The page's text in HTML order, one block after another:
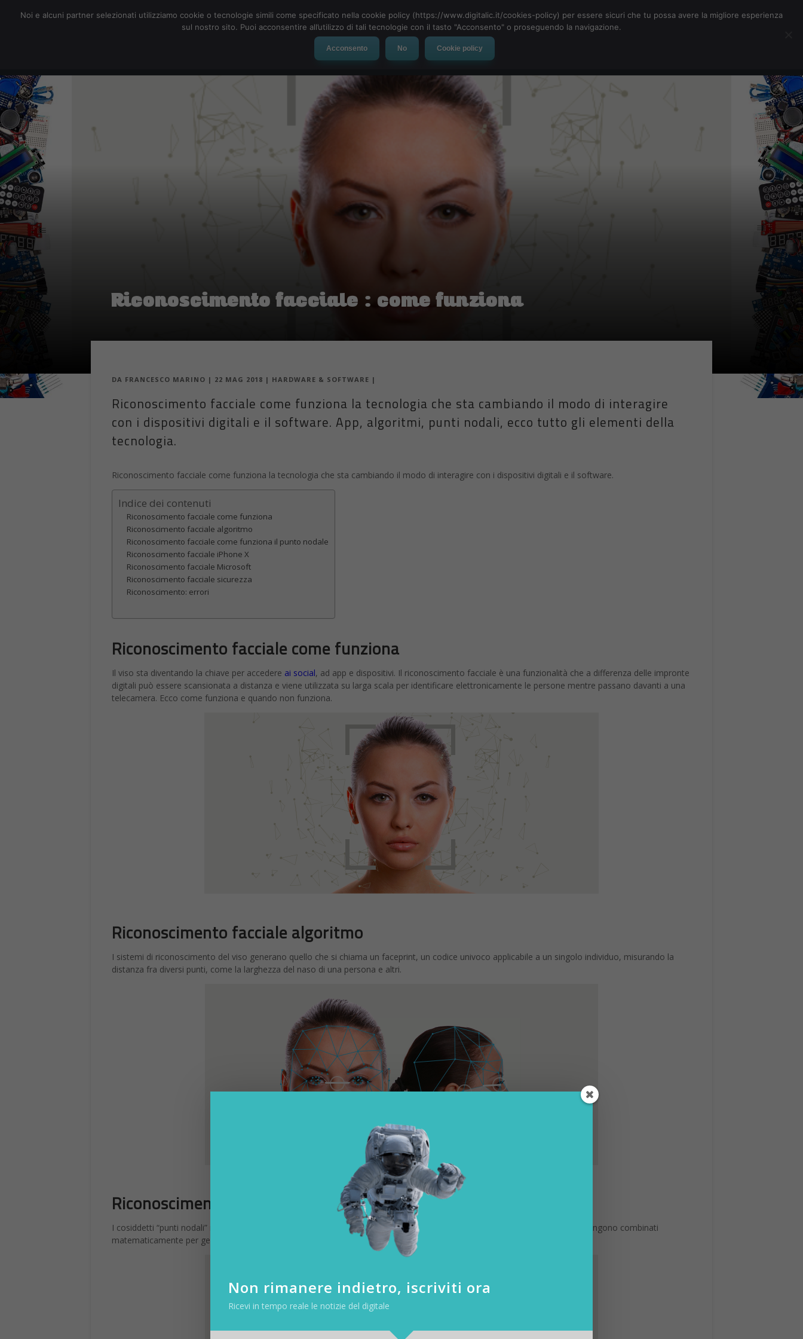
Social Network App Automotive Tech-News
Riconoscimento facciale : come funziona
DA FRANCESCO MARINO | 22 MAG 2018 | HARDWARE & SOFTWARE |
Riconoscimento facciale come funziona la tecnologia che sta cambiando il modo di interagire
con i dispositivi digitali e il software. App, algoritmi, punti nodali, ecco tutto gli elementi della
tecnologia.
Riconoscimento facciale come funziona la tecnologia che sta cambiando il modo di interagire con i dispositivi digitali e il software.
Indice dei contenuti
Riconoscimento facciale come funziona
Riconoscimento facciale algoritmo
Riconoscimento facciale come funziona il punto nodale
Riconoscimento facciale iPhone X
Riconoscimento facciale Microsoft
Riconoscimento facciale sicurezza
Riconoscimento: errori
Riconoscimento facciale come funziona
Il viso sta diventando la chiave per accedere ai social, ad app e dispositivi. Il riconoscimento facciale è una funzionalità che a differenza delle impronte
digitali può essere scansionata a distanza e viene utilizzata su larga scala per identificare elettronicamente le persone mentre passano davanti a una
telecamera. Ecco come funziona e quando non funziona.
Riconoscimento facciale algoritmo
I sistemi di riconoscimento del viso generano quello che si chiama un faceprint, un codice univoco applicabile a un singolo individuo, misurando la
distanza fra diversi punti, come la larghezza del naso di una persona e altri.
Riconoscimento facciale come funziona il punto nodale
I cosiddetti “punti nodali” nel riconoscimento del viso – sono più di 80 i punti che un sistema di riconoscimento controlla – vengono combinati
matematicamente per generare un faceprint, che può essere utilizzato per cercare attraverso un database di identità.
Non rimanere indietro, iscriviti ora
Ricevi in tempo reale le notizie del digitale
Noi e alcuni partner selezionati utilizziamo cookie o tecnologie simili come specificato nella cookie policy (https://www.digitalic.it/cookies-policy) per essere sicuri che tu possa avere la migliore esperienza
sul nostro sito. Puoi acconsentire all’utilizzo di tali tecnologie con il tasto "Acconsento" o proseguendo la navigazione.
Acconsento No Cookie policy